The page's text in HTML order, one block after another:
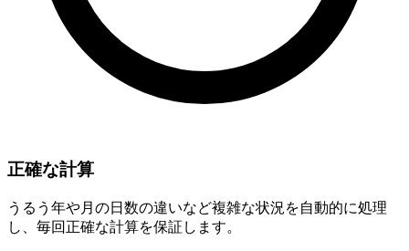
正確な計算
うるう年や月の日数の違いなど複雑な状況を自動的に処理
し、毎回正確な計算を保証します。